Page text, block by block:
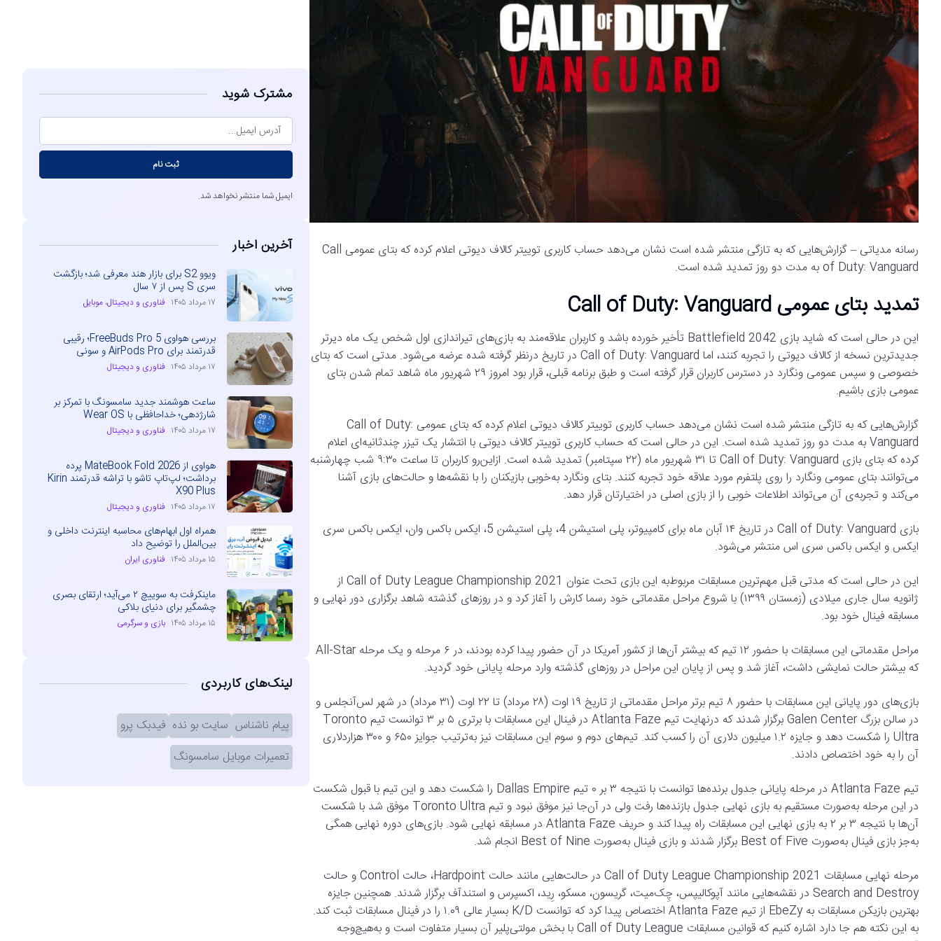
رسانه مدیاتی – گزارش‌هایی که به تازگی منتشر شده است نشان می‌دهد حساب کاربری توییتر کالاف دیوتی اعلام کرده که بتای عمومی Call
of Duty: Vanguard به مدت دو روز تمدید شده است.
تمدید بتای عمومی Call of Duty: Vanguard
این در حالی است که شاید بازی Battlefield 2042 تأخیر خورده باشد و کاربران علاقه‌مند به بازی‌های تیراندازی اول شخص یک ماه دیرتر
جدیدترین نسخه از کالاف دیوتی را تجربه کنند، اما Call of Duty: Vanguard در تاریخ درنظر گرفته شده عرضه می‌شود. مدتی است که بتای
خصوصی و سپس عمومی ونگارد در دسترس کاربران قرار گرفته است و طبق برنامه قبلی، قرار بود امروز ۲۹ شهریور ماه شاهد تمام شدن بتای
عمومی بازی باشیم.
گزارش‌هایی که به تازگی منتشر شده است نشان می‌دهد حساب کاربری توییتر کالاف دیوتی اعلام کرده که بتای عمومی Call of Duty:
Vanguard به مدت دو روز تمدید شده است. این در حالی است که حساب کاربری توییتر کالاف دیوتی با انتشار یک تیزر چندثانیه‌ای اعلام
کرده که بتای بازی Call of Duty: Vanguard تا ۳۱ شهریور ماه (۲۲ سپتامبر) تمدید شده است. ازاین‌رو کاربران تا ساعت ۹:۳۰ شب چهارشنبه
می‌توانند بتای عمومی ونگارد را روی پلتفرم مورد علاقه خود تجربه کنند. بتای ونگارد به‌خوبی بازیکنان را با نقشه‌ها و حالت‌های بازی آشنا
می‌کند و تجربه‌ی آن می‌تواند اطلاعات خوبی را از بازی اصلی در اختیارتان قرار دهد.
بازی Call of Duty: Vanguard در تاریخ ۱۴ آبان ماه برای کامپیوتر، پلی استیشن 4، پلی استیشن 5، ایکس باکس وان، ایکس باکس سری
ایکس و ایکس باکس سری اس منتشر می‌شود.
این در حالی است که مدتی قبل مهم‌ترین مسابقات مربوط‌به این بازی تحت عنوان Call of Duty League Championship 2021 از
ژانویه سال جاری میلادی (زمستان ۱۳۹۹) با شروع مراحل مقدماتی خود رسما کارش را آغاز کرد و در روزهای گذشته شاهد برگزاری دور نهایی و
مسابقه فینال خود بود.
مراحل مقدماتی این مسابقات با حضور ۱۲ تیم که بیشتر آن‌ها از کشور آمریکا در آن حضور پیدا کرده بودند، در ۶ مرحله و یک مرحله All-Star
که بیشتر حالت نمایشی داشت، آغاز شد و پس از پایان این مراحل در روزهای گذشته وارد مرحله پایانی خود گردید.
بازی‌های دور پایانی این مسابقات با حضور ۸ تیم برتر مراحل مقدماتی از تاریخ ۱۹ اوت (۲۸ مرداد) تا ۲۲ اوت (۳۱ مرداد) در شهر لس‌آنجلس و
در سالن بزرگ Galen Center برگزار شدند که درنهایت تیم Atlanta Faze در فینال این مسابقات با برتری ۵ بر ۳ توانست تیم Toronto
Ultra را شکست دهد و جایزه ۱.۲ میلیون دلاری آن را کسب کند. تیم‌های دوم و سوم این مسابقات نیز به‌ترتیب جوایز ۶۵۰ و ۳۰۰ هزاردلاری
آن را به خود اختصاص دادند.
تیم Atlanta Faze در مرحله پایانی جدول برنده‌ها توانست با نتیجه ۳ بر ۰ تیم Dallas Empire را شکست دهد و این تیم با قبول شکست
در این مرحله به‌صورت مستقیم به بازی نهایی جدول بازنده‌ها رفت ولی در آن‌جا نیز موفق نبود و تیم Toronto Ultra موفق شد با شکست
آن‌ها با نتیجه ۳ بر ۲ به بازی نهایی این مسابقات راه پیدا کند و حریف Atlanta Faze در مسابقه نهایی شود. بازی‌های دوره نهایی همگی
به‌جز بازی فینال به‌صورت Best of Five برگزار شدند و بازی فینال به‌صورت Best of Nine انجام شد.
مرحله نهایی مسابقات Call of Duty League Championship 2021 در حالت‌هایی مانند حالت Hardpoint، حالت Control و حالت
Search and Destroy در نقشه‌هایی مانند آپوکالیپس، چِک‌میت، گریسون، مسکو، رِید، اکسپرس و استندآف برگزار شدند. همچنین جایزه
بهترین بازیکن مسابقات به EbeZy از تیم Atlanta Faze اختصاص پیدا کرد که توانست K/D بسیار عالی ۱.۰۹ را در فینال مسابقات ثبت کند.
به این نکته هم جا دارد اشاره کنیم که قوانین مسابقات Call of Duty League با بخش مولتی‌پلیر آن بسیار متفاوت است و به‌هیچ‌وجه
مشترک شوید
ثبت نام
ایمیل شما منتشر نخواهد شد.
آخرین اخبار
ویوو S2 برای بازار هند معرفی شد؛ بازگشت
سری S پس از ۷ سال
۱۷ مرداد ۱۴۰۵ فناوری و دیجیتال،موبایل
بررسی هواوی FreeBuds Pro 5؛ رقیبی
قدرتمند برای AirPods Pro و سونی
۱۷ مرداد ۱۴۰۵ فناوری و دیجیتال
ساعت هوشمند جدید سامسونگ با تمرکز بر
شارژدهی؛ خداحافظی با Wear OS
۱۷ مرداد ۱۴۰۵ فناوری و دیجیتال
هواوی از MateBook Fold 2026 پرده
برداشت؛ لپ‌تاپ تاشو با تراشه قدرتمند Kirin
X90 Plus
۱۷ مرداد ۱۴۰۵ فناوری و دیجیتال
همراه اول ابهام‌های محاسبه اینترنت داخلی و
بین‌الملل را توضیح داد
۱۵ مرداد ۱۴۰۵ فناوری ایران
ماینکرفت به سوییچ ۲ می‌آید؛ ارتقای بصری
چشمگیر برای دنیای بلاکی
۱۵ مرداد ۱۴۰۵ بازی و سرگرمی
لینک‌های کاربردی
پیام ناشناس سایت بو نده فیدبک پرو
تعمیرات موبایل سامسونگ